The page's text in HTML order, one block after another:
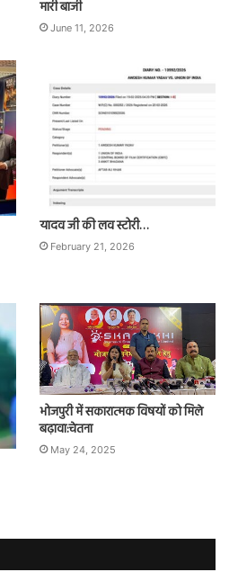
मारी बाजी
June 11, 2026
यादव जी की लव स्टोरी…
February 21, 2026
भोजपुरी में सकारात्मक विषयों को मिले
बढ़ावा:चेतना
May 24, 2025